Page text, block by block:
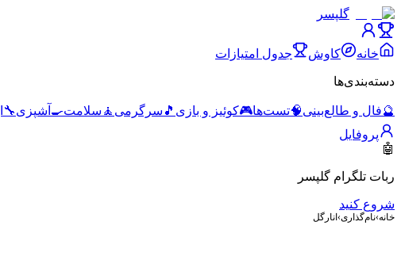
گلپسر
خانه کاوش جدول امتیازات
دسته‌بندی‌ها
🔮فال و طالع‌بینی🧠تست‌ها🎮کوئیز و بازی 🎵 سرگرمی 🧘 سلامت🍳 آشپزی🔧
پروفایل
🤖
ربات تلگرام گلپسر
شروع کنید
خانه›نام‌گذاری› انارگل